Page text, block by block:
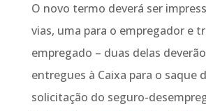
O novo termo deverá ser
vias, uma para o empregador e
empregado – duas delas
entregues à Caixa para o saque
solicitação do seguro-